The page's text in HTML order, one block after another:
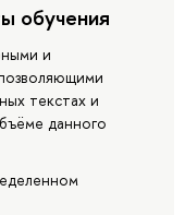
обучения
и
текстах и
данного